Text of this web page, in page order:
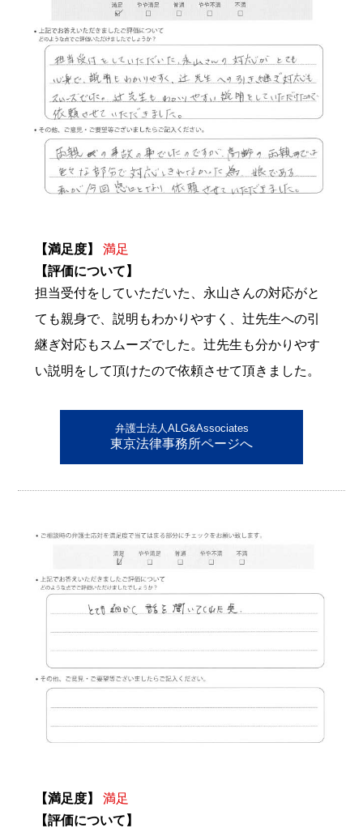
【満足度】
満足
【評価について】
担当受付をしていただいた、永山さんの対応がと
ても親身で、説明もわかりやすく、辻先生への引
継ぎ対応もスムーズでした。辻先生も分かりやす
い説明をして頂けたので依頼させて頂きました。
弁護士法人ALG&Associates
東京法律事務所ページへ
【満足度】
満足
【評価について】